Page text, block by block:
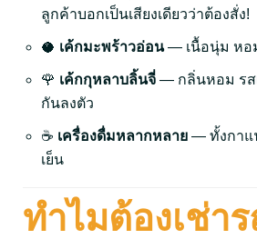
ลูกค้าบอกเป็นเสียงเดียวว่าต้องสั่ง!
🥥 เค้กมะพร้าวอ่อน— เนื้อนุ่ม หอ
🌹 เค้กกุหลาบลิ้นจี่ — กลิ่นหอม รส
กันลงตัว
☕ เครื่องดื่มหลากหลาย — ทั้งกาแ
เย็น
ทำไมต้องเช่า